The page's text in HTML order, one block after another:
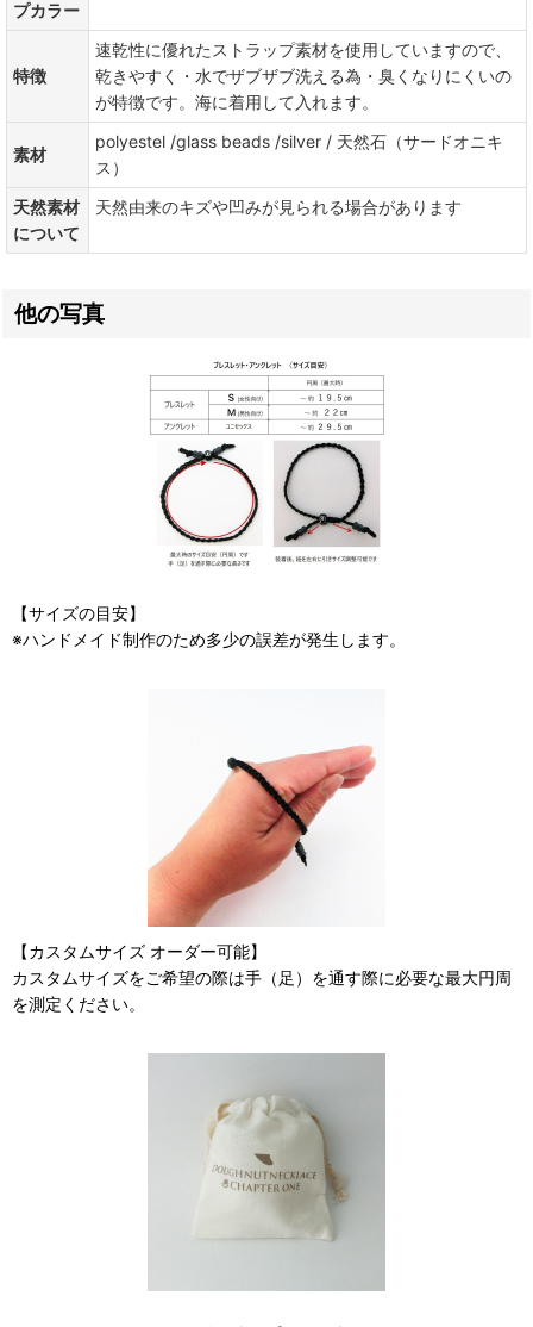
プカラー
特徴
速乾性に優れたストラップ素材を使用していますので、
乾きやすく・水でザブザブ洗える為・臭くなりにくいの
が特徴です。海に着用して入れます。
素材
polyestel /glass beads /silver / 天然石（サードオニキ
ス）
天然素材
について
天然由来のキズや凹みが見られる場合があります
他の写真
【サイズの目安】
※ハンドメイド制作のため多少の誤差が発生します。
【カスタムサイズ オーダー可能】
カスタムサイズをご希望の際は手（足）を通す際に必要な最大円周
を測定ください。